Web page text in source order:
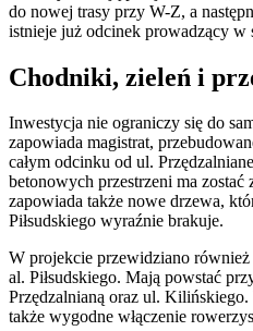
do nowej trasy przy W-Z, a
istnieje już odcinek prowadzący w
Chodniki, zieleń i
Inwestycja nie ograniczy się do
zapowiada magistrat,
całym odcinku od ul.
betonowych przestrzeni ma zostać
zapowiada także nowe drzewa,
Piłsudskiego wyraźnie brakuje.
W projekcie przewidziano
al. Piłsudskiego. Mają powstać
Przędzalnianą oraz ul. Kilińskiego.
także wygodne włączenie